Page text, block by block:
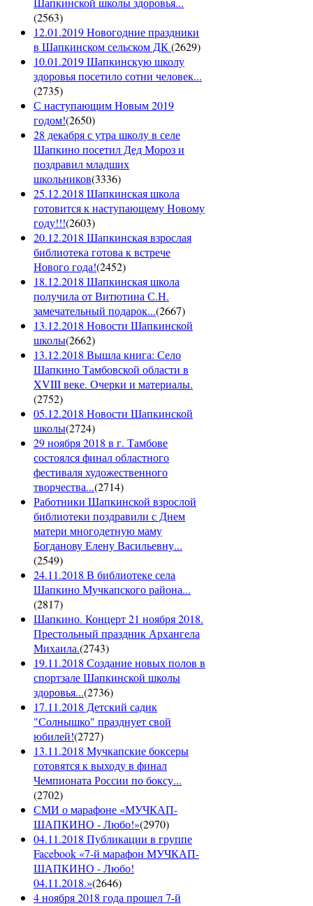
(2563)
12.01.2019 Новогодние праздники
в Шапкинском сельском ДК(2629)
10.01.2019 Шапкинскую школу
здоровья посетило сотни человек...
(2735)
С наступающим Новым 2019
годом!(2650)
28 декабря с утра школу в селе
Шапкино посетил Дед Мороз и
поздравил младших
школьников(3336)
25.12.2018 Шапкинская школа
готовится к наступающему Новому
году!!!(2603)
20.12.2018 Шапкинская взрослая
библиотека готова к встрече
Нового года!(2452)
18.12.2018 Шапкинская школа
получила от Витютина С.Н.
замечательный подарок...(2667)
13.12.2018 Новости Шапкинской
школы(2662)
13.12.2018 Вышла книга: Село
Шапкино Тамбовской области в
XVIII веке. Очерки и материалы.
(2752)
05.12.2018 Новости Шапкинской
школы(2724)
29 ноября 2018 в г. Тамбове
состоялся финал областного
фестиваля художественного
творчества...(2714)
Работники Шапкинской взрослой
библиотеки поздравили с Днем
матери многодетную маму
Богданову Елену Васильевну...
(2549)
24.11.2018 В библиотеке села
Шапкино Мучкапского района...
(2817)
Шапкино. Концерт 21 ноября 2018.
Престольный праздник Архангела
Михаила.(2743)
19.11.2018 Создание новых полов в
спортзале Шапкинской школы
здоровья...(2736)
17.11.2018 Детский садик
"Солнышко" празднует свой
юбилей!(2727)
13.11.2018 Мучкапские боксеры
готовятся к выходу в финал
Чемпионата России по боксу...
(2702)
СМИ о марафоне «МУЧКАП-
ШАПКИНО - Любо!»(2970)
04.11.2018 Публикации в группе
Facebook «7-й марафон МУЧКАП-
ШАПКИНО - Любо!
04.11.2018.»(2646)
4 ноября 2018 года прошел 7-й